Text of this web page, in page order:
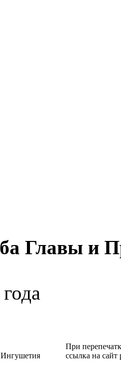
Главы и
Ингушетия
При
ссылка на сайт